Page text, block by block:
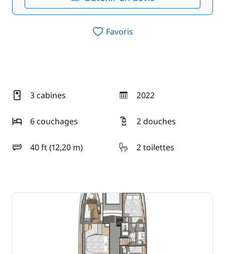
Favoris
3 cabines 2022
année
6 couchages
2 douches
40 ft (12,20 m)
longueur 2 toilettes